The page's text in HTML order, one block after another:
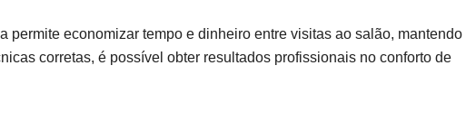
permite economizar tempo e dinheiro entre visitas ao salão, mantendo
corretas, é possível obter resultados profissionais no conforto de